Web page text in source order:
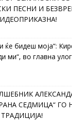
ПЕСНИ И
ќе бидеш моја“:
ми“, во главна
СЕДМИЦА“ ГО